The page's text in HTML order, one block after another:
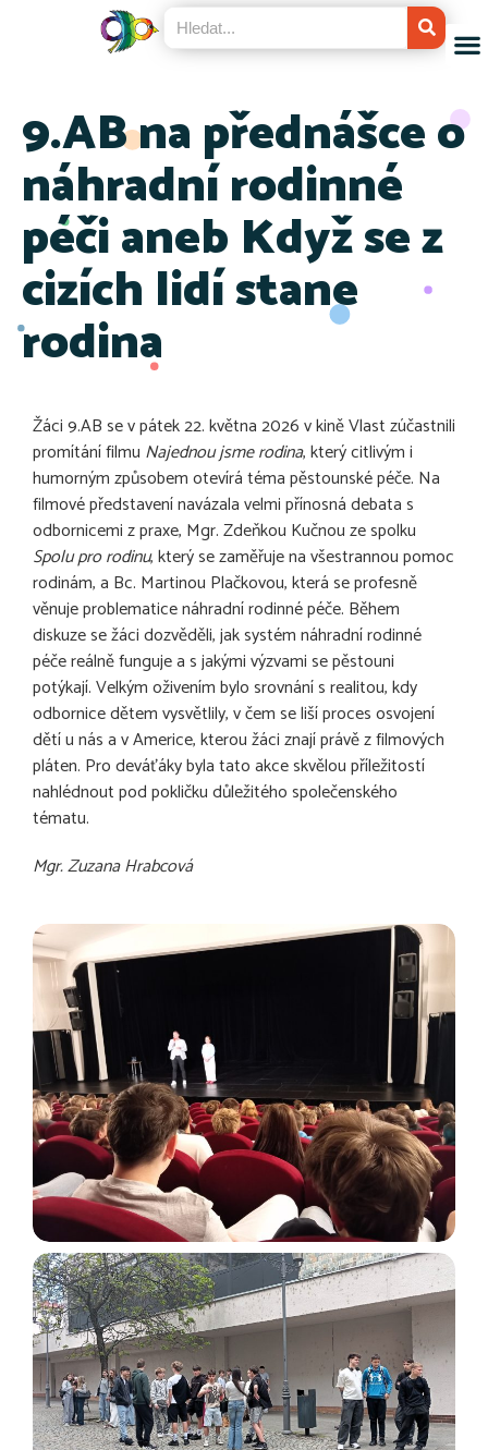
9.AB na přednášce o
náhradní rodinné
péči aneb Když se z
cizích lidí stane
rodina
Žáci 9.AB se v pátek 22. května 2026 v kině Vlast zúčastnili
promítání filmu Najednou jsme rodina, který citlivým i
humorným způsobem otevírá téma pěstounské péče. Na
filmové představení navázala velmi přínosná debata s
odbornicemi z praxe, Mgr. Zdeňkou Kučnou ze spolku
Spolu pro rodinu, který se zaměřuje na všestrannou pomoc
rodinám, a Bc. Martinou Plačkovou, která se profesně
věnuje problematice náhradní rodinné péče. Během
diskuze se žáci dozvěděli, jak systém náhradní rodinné
péče reálně funguje a s jakými výzvami se pěstouni
potýkají. Velkým oživením bylo srovnání s realitou, kdy
odbornice dětem vysvětlily, v čem se liší proces osvojení
dětí u nás a v Americe, kterou žáci znají právě z filmových
pláten. Pro deváťáky byla tato akce skvělou příležitostí
nahlédnout pod pokličku důležitého společenského
tématu.
Mgr. Zuzana Hrabcová